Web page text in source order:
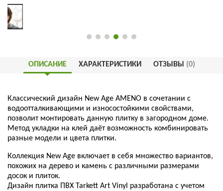
ОПИСАНИЕ ХАРАКТЕРИСТИКИ ОТЗЫВЫ (0)
Классический дизайн New Age AMENO в сочетании с
водоотталкивающими и износостойкими свойствами,
позволит монтировать данную плитку в загородном доме.
Метод укладки на клей даёт возможность комбинировать
разные модели и цвета плитки.
Коллекция New Age включает в себя множество вариантов,
похожих на дерево и камень с различными размерами
досок и плиток.
Дизайн плитка ПВХ Tarkett Art Vinyl разработана с учетом